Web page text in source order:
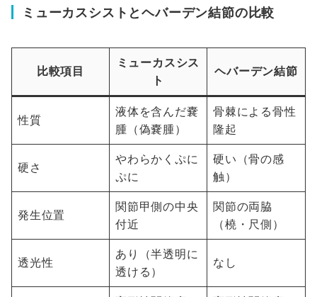
ミューカスシストとヘバーデン結節の比較
比較項目
ミューカスシス
ト
ヘバーデン結節
性質
液体を含んだ嚢
腫（偽嚢腫）
骨棘による骨性
隆起
硬さ
やわらかくぷに
ぷに
硬い（骨の感
触）
発生位置
関節甲側の中央
付近
関節の両脇
（橈・尺側）
透光性
あり（半透明に
透ける）
なし